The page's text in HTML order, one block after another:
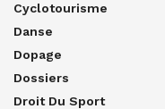
Cyclotourisme
Danse
Dopage
Dossiers
Droit Du Sport